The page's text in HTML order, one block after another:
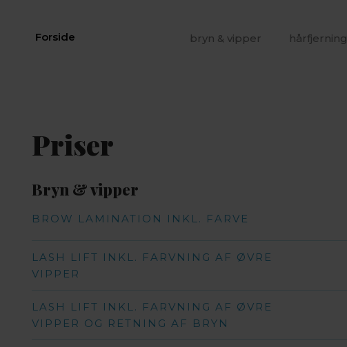
Forside​ bryn & vipper hårfjerning
Priser​
Bryn & vipper​
BROW LAMINATION INKL. FARVE
LASH LIFT INKL. FARVNING AF ØVRE
VIPPER
LASH LIFT INKL. FARVNING AF ØVRE
VIPPER OG RETNING AF BRYN